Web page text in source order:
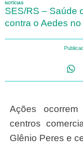
NOTÍCIAS
SES/RS – Saúde
contra o Aedes
Ações ocorrem no Largo Glênio Peres e
centros
Glênio Peres e